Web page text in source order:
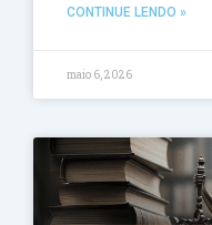
CONTINUE LENDO »
maio 6, 2026